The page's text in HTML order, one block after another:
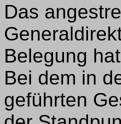
Das
Belegung
Bei dem in
geführten